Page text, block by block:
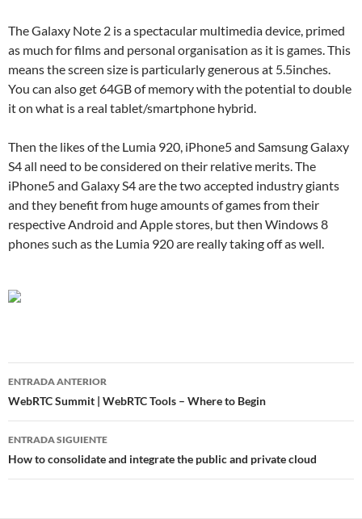
The Galaxy Note 2 is a spectacular multimedia device, primed
as much for films and personal organisation as it is games. This
means the screen size is particularly generous at 5.5inches.
You can also get 64GB of memory with the potential to double
it on what is a real tablet/smartphone hybrid.
Then the likes of the Lumia 920, iPhone5 and Samsung Galaxy
S4 all need to be considered on their relative merits. The
iPhone5 and Galaxy S4 are the two accepted industry giants
and they benefit from huge amounts of games from their
respective Android and Apple stores, but then Windows 8
phones such as the Lumia 920 are really taking off as well.
Navegador
de
entradas
ENTRADA ANTERIOR
WebRTC Summit | WebRTC Tools – Where to Begin
ENTRADA SIGUIENTE
How to consolidate and integrate the public and private cloud